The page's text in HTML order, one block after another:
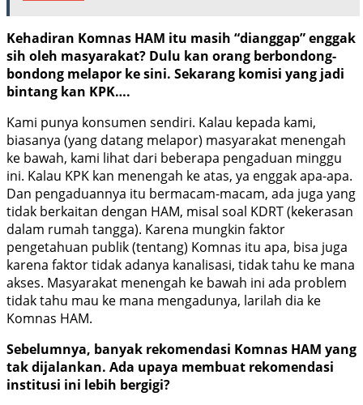
Kehadiran Komnas HAM itu masih “dianggap” enggak
sih oleh masyarakat? Dulu kan orang berbondong-
bondong melapor ke sini. Sekarang komisi yang jadi
bintang kan KPK….
Kami punya konsumen sendiri. Kalau kepada kami,
biasanya (yang datang melapor) masyarakat menengah
ke bawah, kami lihat dari beberapa pengaduan minggu
ini. Kalau KPK kan menengah ke atas, ya enggak apa-apa.
Dan pengaduannya itu bermacam-macam, ada juga yang
tidak berkaitan dengan HAM, misal soal KDRT (kekerasan
dalam rumah tangga). Karena mungkin faktor
pengetahuan publik (tentang) Komnas itu apa, bisa juga
karena faktor tidak adanya kanalisasi, tidak tahu ke mana
akses. Masyarakat menengah ke bawah ini ada problem
tidak tahu mau ke mana mengadunya, larilah dia ke
Komnas HAM.
Sebelumnya, banyak rekomendasi Komnas HAM yang
tak dijalankan. Ada upaya membuat rekomendasi
institusi ini lebih bergigi?